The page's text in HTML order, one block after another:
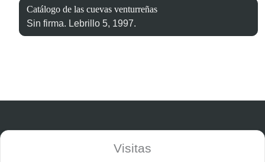
Catálogo de las cuevas venturreñas
Sin firma. Lebrillo 5, 1997.
Visitas